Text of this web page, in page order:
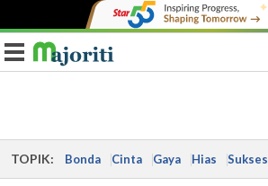
Toggle navigation
TOPIK: Bonda Cinta Gaya Hias Sukses